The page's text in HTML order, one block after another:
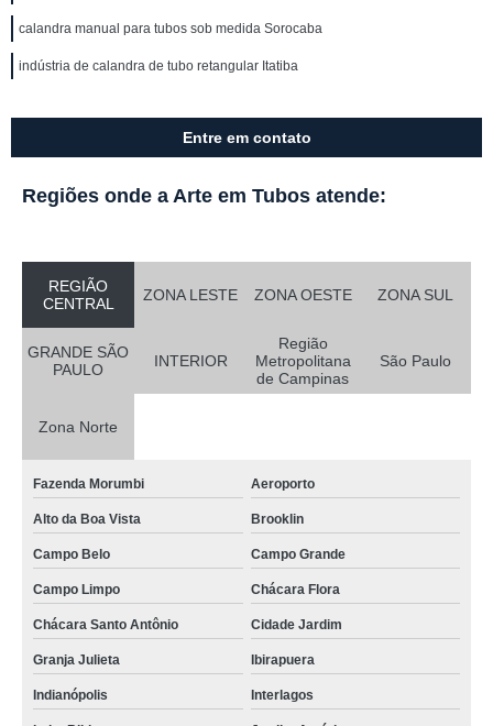
calandra manual para tubos sob medida Sorocaba
indústria de calandra de tubo retangular Itatiba
Entre em contato
Regiões onde a Arte em Tubos atende:
REGIÃO
CENTRAL
ZONA LESTE ZONA OESTE ZONA SUL
GRANDE SÃO
PAULO
INTERIOR
Região
Metropolitana
de Campinas
São Paulo
Zona Norte
Fazenda Morumbi Aeroporto
Alto da Boa Vista Brooklin
Campo Belo Campo Grande
Campo Limpo Chácara Flora
Chácara Santo Antônio Cidade Jardim
Granja Julieta Ibirapuera
Indianópolis Interlagos